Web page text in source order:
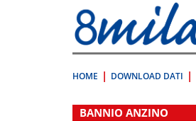
direttamente
a:
Contenuto
HOME DOWNLOAD DATI
.
BANNIO ANZINO